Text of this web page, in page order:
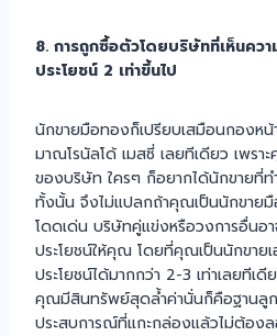
8. การถูกซื้อตัวโดยบริษัทที่เห็นค
ประโยชน์ 2 เท่าขึ้นไป
นักขายมือทองก็เปรียบเสมือนกองหน้
มาณโรนัลโด้ เมสซี่ เลยทีเดียว เพร
ของบริษัท ใครๆ ก็อยากได้นักขายที่ท
ทั้งนั้น จึงไม่แปลกถ้าคุณเป็นนักขายมื
โดดเด่น บริษัทคู่แข่งหรือวงการอื่นอ
ประโยชน์ให้คุณ โดยที่คุณเป็นนักขาย
ประโยชน์ได้มากกว่า 2-3 เท่าเลยทีเดี
คุณมีสินทรัพย์สุดล้ำค่านั่นก็คือฐานลู
ประสบการณ์ที่แกะกล่องแล้วไม่ต้องล